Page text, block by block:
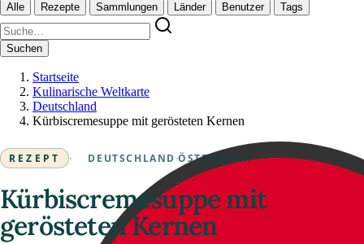
Alle Rezepte Sammlungen Länder Benutzer Tags
Suchen
Startseite
Kulinarische Weltkarte
Deutschland
Kürbiscremesuppe mit gerösteten Kernen
REZEPT · DEUTSCHLAND ·ÖSTERREICH
Kürbiscremesuppe mit
gerösteten Kernen